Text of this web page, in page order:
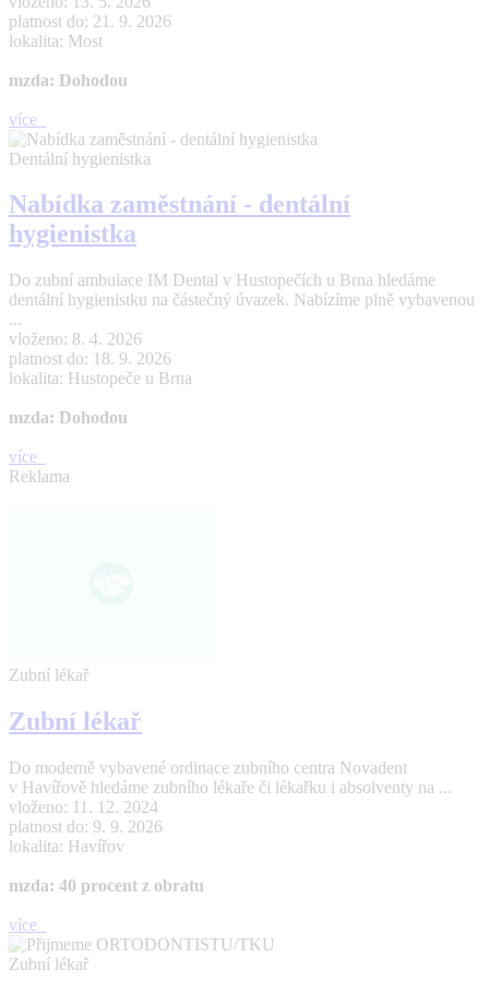
platnost do: 21. 9. 2026
lokalita: Most
mzda: Dohodou
více
Dentální hygienistka
Nabídka zaměstnání - dentální
hygienistka
Do zubní ambulace IM Dental v Hustopečích u Brna hledáme
dentální hygienistku na částečný úvazek. Nabízíme plně vybavenou
...
vloženo: 8. 4. 2026
platnost do: 18. 9. 2026
lokalita: Hustopeče u Brna
mzda: Dohodou
více
Reklama
Zubní lékař
Zubní lékař
Do moderně vybavené ordinace zubního centra Novadent
v Havířově hledáme zubního lékaře či lékařku i absolventy na ...
vloženo: 11. 12. 2024
platnost do: 9. 9. 2026
lokalita: Havířov
mzda: 40 procent z obratu
více
Zubní lékař